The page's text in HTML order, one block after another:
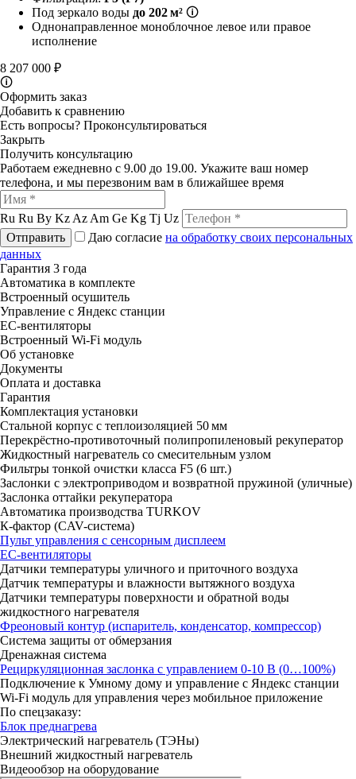
Под зеркало воды до 202 м² 🛈
Однонаправленное моноблочное левое или правое
исполнение
8 207 000 ₽
🛈
Оформить заказ
Добавить к сравнению
Есть вопросы? Проконсультироваться
Закрыть
Получить консультацию
Работаем ежедневно с 9.00 до 19.00. Укажите ваш номер
телефона, и мы перезвоним вам в ближайшее время
Ru Ru By Kz Az Am Ge Kg Tj Uz
Отправить
Даю согласие на обработку своих персональных
данных
Гарантия 3 года
Автоматика в комплекте
Встроенный осушитель
Управление с Яндекс станции
ЕС-вентиляторы
Встроенный Wi-Fi модуль
Об установке
Документы
Оплата и доставка
Гарантия
Комплектация установки
Стальной корпус с теплоизоляцией 50 мм
Перекрёстно-противоточный полипропиленовый рекуператор
Жидкостный нагреватель со смесительным узлом
Фильтры тонкой очистки класса F5 (6 шт.)
Заслонки с электроприводом и возвратной пружиной (уличные)
Заслонка оттайки рекуператора
Автоматика производства TURKOV
К-фактор (CAV-система)
Пульт управления с сенсорным дисплеем
ЕС-вентиляторы
Датчики температуры уличного и приточного воздуха
Датчик температуры и влажности вытяжного воздуха
Датчики температуры поверхности и обратной воды
жидкостного нагревателя
Фреоновый контур (испаритель, конденсатор, компрессор)
Система защиты от обмерзания
Дренажная система
Рециркуляционная заслонка с управлением 0-10 В (0…100%)
Подключение к Умному дому и управление с Яндекс станции
Wi-Fi модуль для управления через мобильное приложение
По спецзаказу:
Блок преднагрева
Электрический нагреватель (ТЭНы)
Внешний жидкостный нагреватель
Видеообзор на оборудование